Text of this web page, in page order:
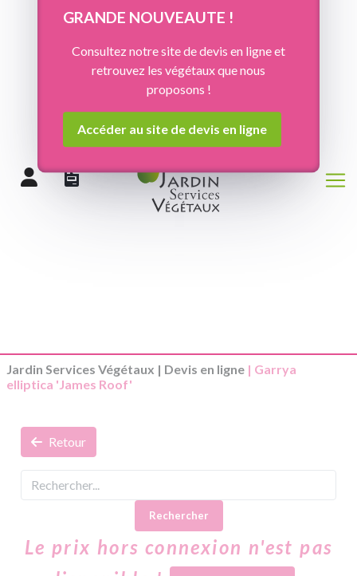
GRANDE NOUVEAUTE !
Consultez notre site de devis en ligne et
retrouvez les végétaux que nous
proposons !
Accéder au site de devis en ligne
Jardin Services Végétaux | Devis en ligne | Garrya
elliptica 'James Roof'
Retour
Rechercher
Le prix hors connexion n'est pas
Panneau de gestion des cookies